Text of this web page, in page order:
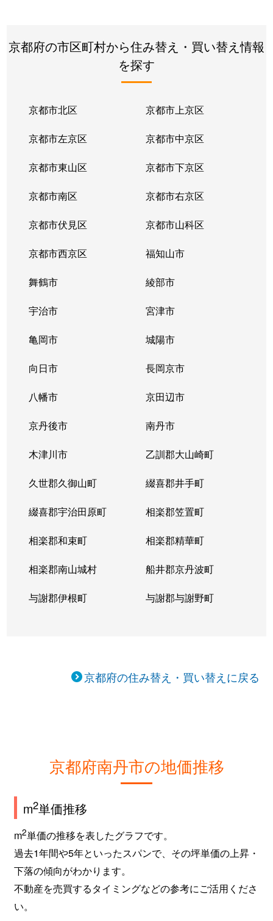
京都府の市区町村から住み替え・買い替え情報
を探す
京都市北区 京都市上京区
京都市左京区 京都市中京区
京都市東山区 京都市下京区
京都市南区 京都市右京区
京都市伏見区 京都市山科区
京都市西京区 福知山市
舞鶴市 綾部市
宇治市 宮津市
亀岡市 城陽市
向日市 長岡京市
八幡市 京田辺市
京丹後市 南丹市
木津川市 乙訓郡大山崎町
久世郡久御山町 綴喜郡井手町
綴喜郡宇治田原町 相楽郡笠置町
相楽郡和束町 相楽郡精華町
相楽郡南山城村 船井郡京丹波町
与謝郡伊根町 与謝郡与謝野町
京都府の住み替え・買い替えに戻る
京都府南丹市の地価推移
m2単価推移
m2単価の推移を表したグラフです。
過去1年間や5年といったスパンで、その坪単価の上昇・
下落の傾向がわかります。
不動産を売買するタイミングなどの参考にご活用くださ
い。